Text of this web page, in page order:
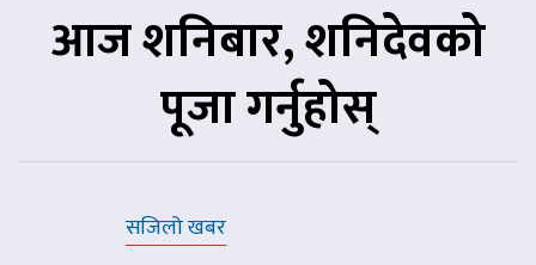
आज शनिबार, शनिदेवको
पूजा गर्नुहोस्
सजिलो खबर